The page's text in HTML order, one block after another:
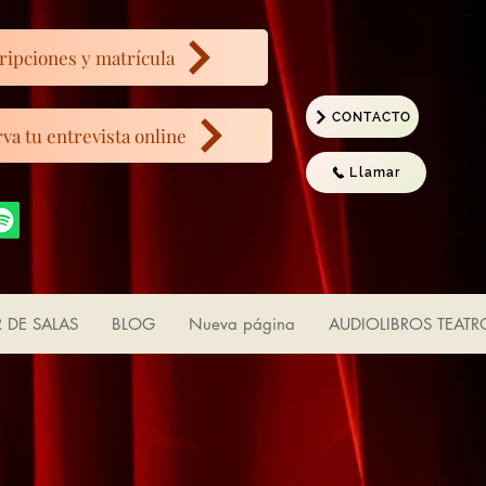
tu entrevista online
Llamar
CONTACTO
y matrícula
DE SALAS BLOG Nueva página AUDIOLIBROS